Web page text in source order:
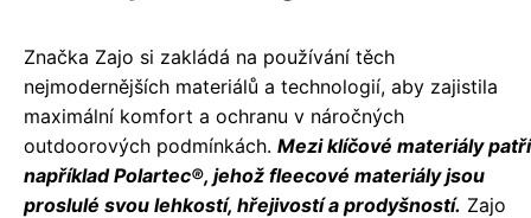
Značka Zajo si zakládá na používání těch
nejmodernějších materiálů a technologií, aby zajistila
maximální komfort a ochranu v náročných
outdoorových podmínkách. Mezi klíčové materiály patří
například Polartec®, jehož fleecové materiály jsou
proslulé svou lehkostí, hřejivostí a prodyšností. Zajo